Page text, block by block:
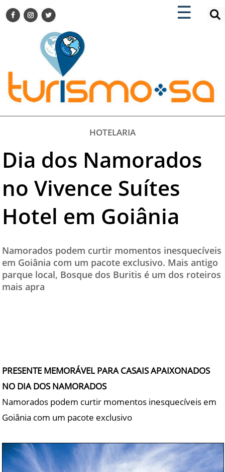
☰
×
TURISMO SA FOR BUSINESS
DESTINOS NACIONAIS
DESTINOS INTERNACIONAIS
CITY BREAK
TURISMO E MERCADO
EVENTOS
HOTELARIA
DICAS
VITRINE
TURISMO SA TV
ÚLTIMAS NOTÍCIAS
PARCEIROS
×
ENCONTRE SUA NOTÍCIA
HOTELARIA
Dia dos Namorados
no Vivence Suítes
Hotel em Goiânia
Namorados podem curtir momentos inesquecíveis
em Goiânia com um pacote exclusivo. Mais antigo
parque local, Bosque dos Buritis é um dos roteiros
mais apra
PRESENTE MEMORÁVEL PARA CASAIS APAIXONADOS
NO DIA DOS NAMORADOS
Namorados podem curtir momentos inesquecíveis em
Goiânia com um pacote exclusivo